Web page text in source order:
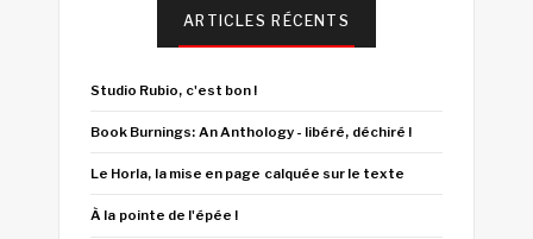
ARTICLES RÉCENTS
Studio Rubio, c'est bon !
Book Burnings: An Anthology - libéré, déchiré !
Le Horla, la mise en page calquée sur le texte
À la pointe de l'épée !